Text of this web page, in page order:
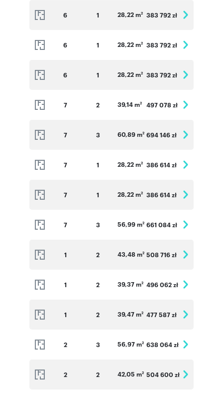
6 1 28,22 m2 383 792 zł
6 1 28,22 m2 383 792 zł
6 1 28,22 m2 383 792 zł
7 2 39,14 m2 497 078 zł
7 3 60,89 m2 694 146 zł
7 1 28,22 m2 386 614 zł
7 1 28,22 m2 386 614 zł
7 3 56,99 m2 661 084 zł
1 2 43,48 m2 508 716 zł
1 2 39,37 m2 496 062 zł
1 2 39,47 m2 477 587 zł
2 3 56,97 m2 638 064 zł
2 2 42,05 m2 504 600 zł